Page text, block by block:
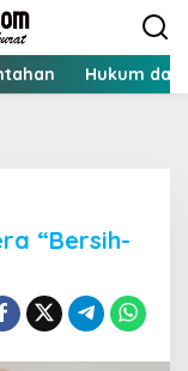
Hukum
“Bersih-